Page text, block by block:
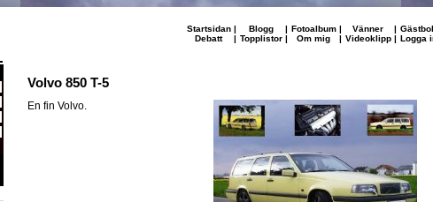
Startsidan | Blogg | Fotoalbum | Vänner |
Debatt
| Topplistor | Om mig | Videoklipp | Logga
Volvo 850 T-5
En fin Volvo.